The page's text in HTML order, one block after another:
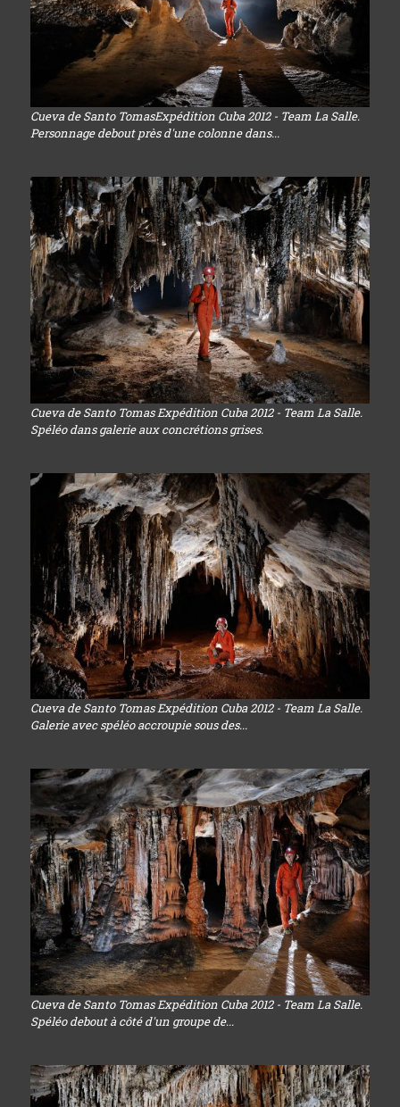
Cueva de Santo TomasExpédition Cuba 2012 - Team La Salle.
Personnage debout près d'une colonne dans...
Cueva de Santo Tomas Expédition Cuba 2012 - Team La Salle.
Spéléo dans galerie aux concrétions grises.
Cueva de Santo Tomas Expédition Cuba 2012 - Team La Salle.
Galerie avec spéléo accroupie sous des...
Cueva de Santo Tomas Expédition Cuba 2012 - Team La Salle.
Spéléo debout à côté d'un groupe de...